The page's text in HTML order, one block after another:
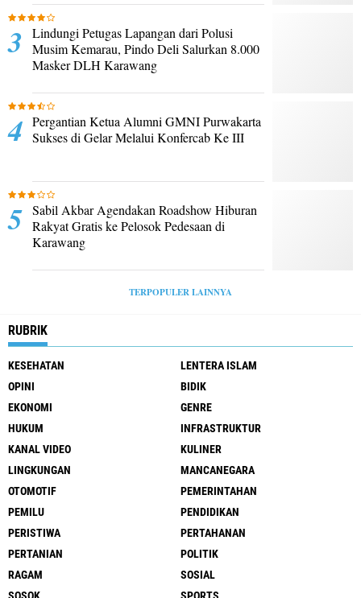
Lindungi Petugas Lapangan dari Polusi
Musim Kemarau, Pindo Deli Salurkan 8.000
Masker DLH Karawang
Pergantian Ketua Alumni GMNI Purwakarta
Sukses di Gelar Melalui Konfercab Ke III
Sabil Akbar Agendakan Roadshow Hiburan
Rakyat Gratis ke Pelosok Pedesaan di
Karawang
TERPOPULER LAINNYA
RUBRIK
KESEHATAN
LENTERA ISLAM
OPINI
BIDIK
EKONOMI
GENRE
HUKUM
INFRASTRUKTUR
KANAL VIDEO
KULINER
LINGKUNGAN
MANCANEGARA
OTOMOTIF
PEMERINTAHAN
PEMILU
PENDIDIKAN
PERISTIWA
PERTAHANAN
PERTANIAN
POLITIK
RAGAM
SOSIAL